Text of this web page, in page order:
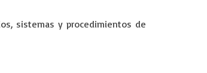
sistemas y procedimientos de